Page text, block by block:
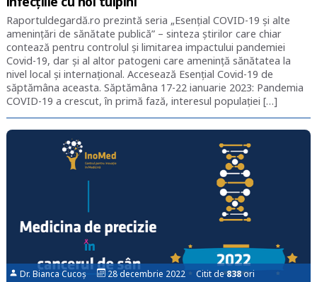
Raportuldegardă.ro prezintă seria „Esențial COVID-19 și alte
amenințări de sănătate publică” – sinteza știrilor care chiar
contează pentru controlul și limitarea impactului pandemiei
Covid-19, dar și al altor patogeni care amenință sănătatea la
nivel local și internațional. Accesează Esențial Covid-19 de
săptămâna aceasta. Săptămâna 17-22 ianuarie 2023: Pandemia
COVID-19 a crescut, în primă fază, interesul populaţiei […]
Dr. Bianca Cucoș 28 decembrie 2022 Citit de838ori